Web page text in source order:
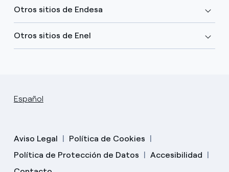
Otros sitios de Endesa
Otros sitios de Enel
Español
Aviso Legal
Política de Cookies
Política de Protección de Datos
Accesibilidad